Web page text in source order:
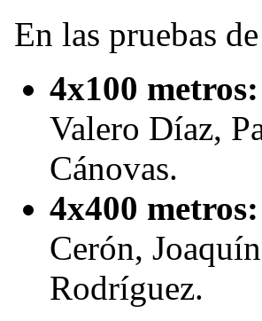
En las pruebas
4x100 metros:
Valero Díaz,
Cánovas.
4x400 metros:
Cerón,
Rodríguez.